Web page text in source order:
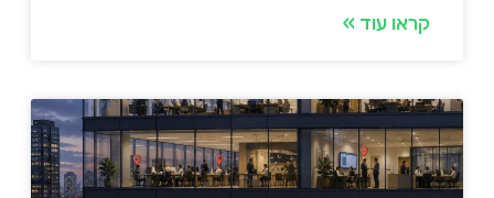
קראו עוד »